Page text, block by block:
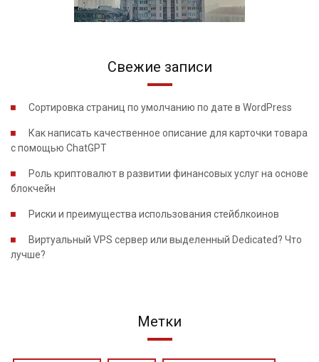
Свежие записи
Сортировка страниц по умолчанию по дате в WordPress
Как написать качественное описание для карточки товара
с помощью ChatGPT
Роль криптовалют в развитии финансовых услуг на основе
блокчейн
Риски и преимущества использования стейблкоинов
Виртуальный VPS сервер или выделенный Dedicated? Что
лучше?
Метки